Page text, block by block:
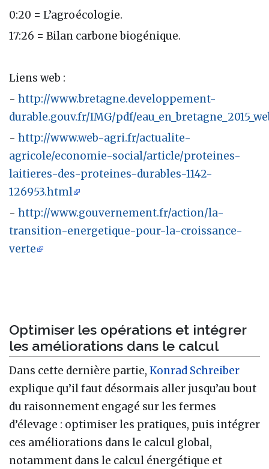
0:20 = L’agroécologie.
17:26 = Bilan carbone biogénique.
Liens web :
- http://www.bretagne.developpement-
durable.gouv.fr/IMG/pdf/
- http://www.web-agri.fr/actualite-
agricole/economie-social/article/proteines-
laitieres-des-proteines-durables-1142-
126953.html
- http://www.gouvernement.fr/action/la-
transition-energetique-pour-la-croissance-
verte
Optimiser les opérations et intégrer
les améliorations dans le calcul
Dans cette dernière partie, Konrad Schreiber
explique qu’il faut désormais aller jusqu’au bout
du raisonnement engagé sur les fermes
d’élevage : optimiser les pratiques, puis intégrer
ces améliorations dans le calcul global,
notamment dans le calcul énergétique et